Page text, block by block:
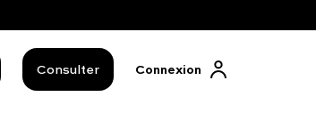
Consulter Connexion